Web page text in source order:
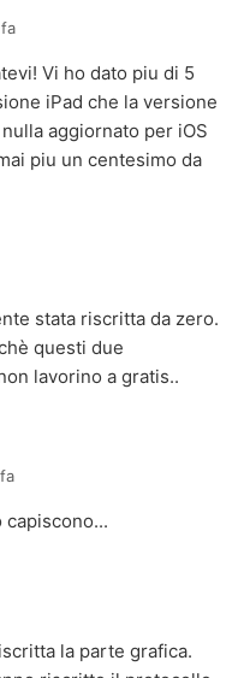
Vi ho dato piu di 5
iPad che la versione
aggiornato per iOS
piu un centesimo da
stata riscritta da zero.
questi due
lavorino a gratis..
capiscono...
la parte grafica.